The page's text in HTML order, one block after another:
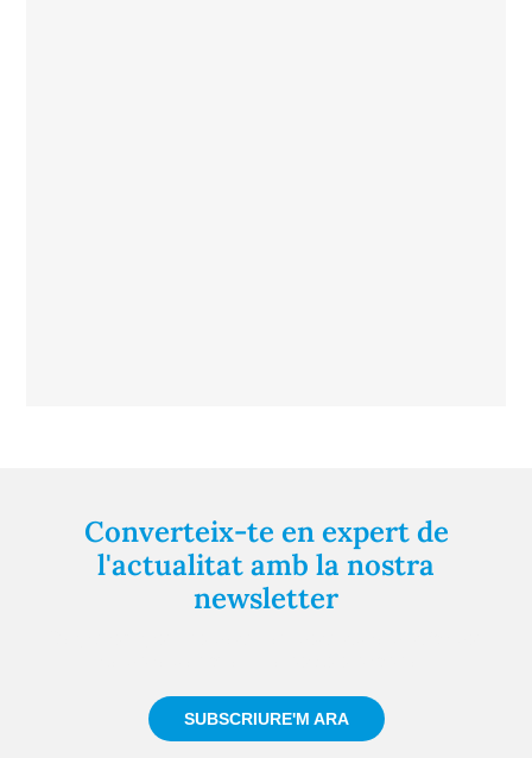
Converteix-te en expert de
l'actualitat amb la nostra
newsletter
SUBSCRIURE'M ARA